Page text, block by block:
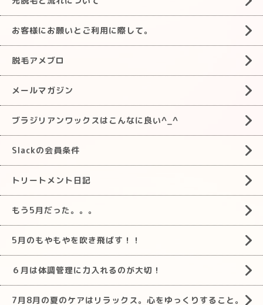
お客様にお願いとご利用に際して。
脱毛アメブロ
メールマガジン
ブラジリアンワックスはこんなに良い^_^
Slackの会員条件
トリートメント日記
もう5月だった。。。
5月のもやもやを吹き飛ばす！！
６月は体調管理に力入れるのが大切！
7月8月の夏のケアはリラックス。心をゆっくりすること。